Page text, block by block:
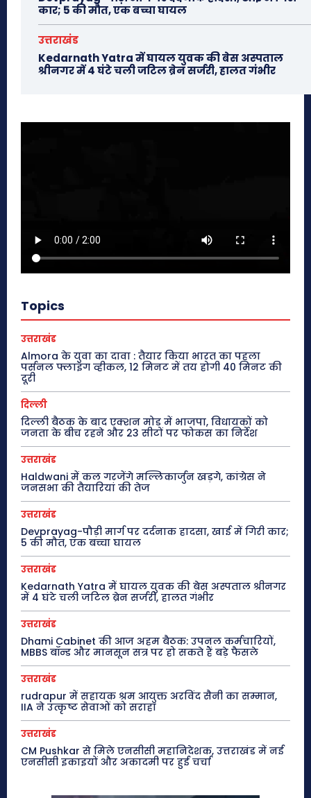
कार; 5 की मौत, एक बच्चा घायल
उत्तराखंड
Kedarnath Yatra में घायल युवक की बेस अस्पताल
श्रीनगर में 4 घंटे चली जटिल ब्रेन सर्जरी, हालत गंभीर
Topics
उत्तराखंड
Almora के युवा का दावा : तैयार किया भारत का पहला
पर्सनल फ्लाइंग व्हीकल, 12 मिनट में तय होगी 40 मिनट की
दूरी
दिल्ली
दिल्ली बैठक के बाद एक्शन मोड में भाजपा, विधायकों को
जनता के बीच रहने और 23 सीटों पर फोकस का निर्देश
उत्तराखंड
Haldwani में कल गरजेंगे मल्लिकार्जुन खड़गे, कांग्रेस ने
जनसभा की तैयारियां की तेज
उत्तराखंड
Devprayag-पौड़ी मार्ग पर दर्दनाक हादसा, खाई में गिरी कार;
5 की मौत, एक बच्चा घायल
उत्तराखंड
Kedarnath Yatra में घायल युवक की बेस अस्पताल श्रीनगर
में 4 घंटे चली जटिल ब्रेन सर्जरी, हालत गंभीर
उत्तराखंड
Dhami Cabinet की आज अहम बैठक: उपनल कर्मचारियों,
MBBS बॉन्ड और मानसून सत्र पर हो सकते हैं बड़े फैसले
उत्तराखंड
rudrapur में सहायक श्रम आयुक्त अरविंद सैनी का सम्मान,
IIA ने उत्कृष्ट सेवाओं को सराहा
उत्तराखंड
CM Pushkar से मिले एनसीसी महानिदेशक, उत्तराखंड में नई
एनसीसी इकाइयों और अकादमी पर हुई चर्चा